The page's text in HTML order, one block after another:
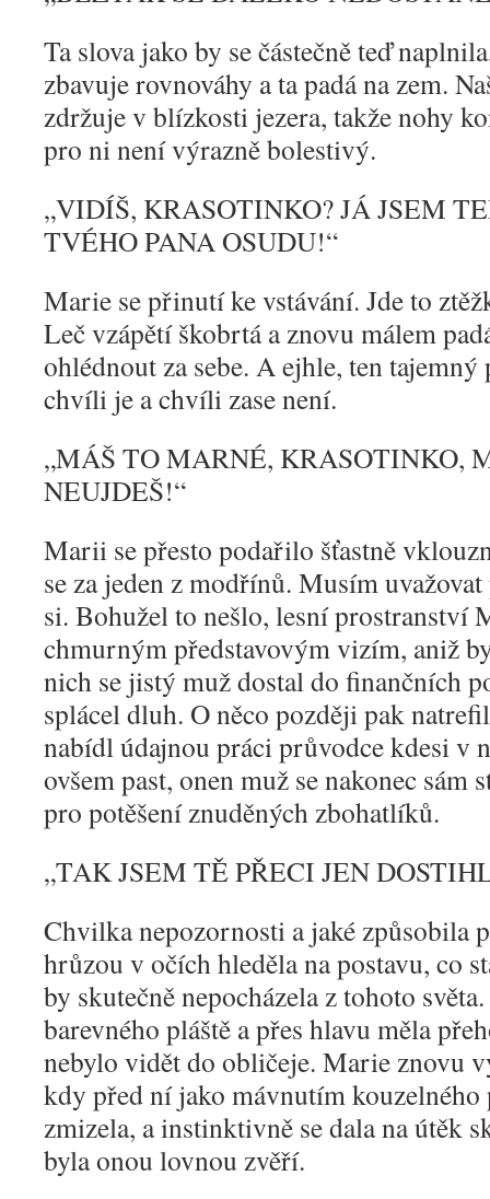
Ta slova jako by se částečně teď
zbavuje rovnováhy a ta padá na zem.
zdržuje v blízkosti jezera, takže nohy
pro ni není výrazně bolestivý.
„VIDÍŠ, KRASOTINKO? JÁ JSEM
TVÉHO PANA OSUDU!“
Marie se přinutí ke vstávání. Jde to
Leč vzápětí škobrtá a znovu málem
ohlédnout za sebe. A ejhle, ten tajemný
chvíli je a chvíli zase není.
„MÁŠ TO MARNÉ, KRASOTINKO,
NEUJDEŠ!“
Marii se přesto podařilo šťastně
se za jeden z modřínů. Musím
si. Bohužel to nešlo, lesní
chmurným představovým vizím, aniž
nich se jistý muž dostal do finančních
splácel dluh. O něco později pak
nabídl údajnou práci průvodce kdesi v
ovšem past, onen muž se nakonec sám
pro potěšení znuděných zbohatlíků.
„TAK JSEM TĚ PŘECI JEN
Chvilka nepozornosti a jaké způsobila
hrůzou v očích hleděla na postavu, co
by skutečně nepocházela z tohoto
barevného pláště a přes hlavu měla
nebylo vidět do obličeje. Marie znovu
kdy před ní jako mávnutím kouzelného
zmizela, a instinktivně se dala na útěk
byla onou lovnou zvěří.